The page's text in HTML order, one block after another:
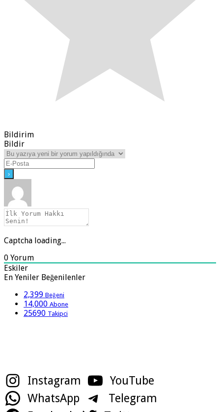
Bildirim
Bildir
Captcha loading...
0 Yorum
Eskiler
En Yeniler Beğenilenler
2,399 Beğeni
14,000 Abone
25690 Takipci
Instagram
YouTube
WhatsApp
Telegram